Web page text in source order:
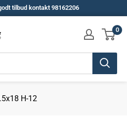
tilbud kontakt 98162206
0
H-12